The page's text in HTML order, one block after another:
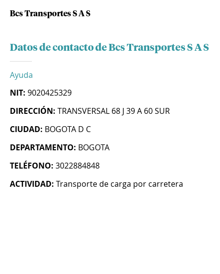
Bcs Transportes S A S
Datos de contacto de Bcs Transportes S A S
Ayuda
NIT: 9020425329
DIRECCIÓN: TRANSVERSAL 68 J 39 A 60 SUR
CIUDAD: BOGOTA D C
DEPARTAMENTO: BOGOTA
TELÉFONO: 3022884848
ACTIVIDAD: Transporte de carga por carretera